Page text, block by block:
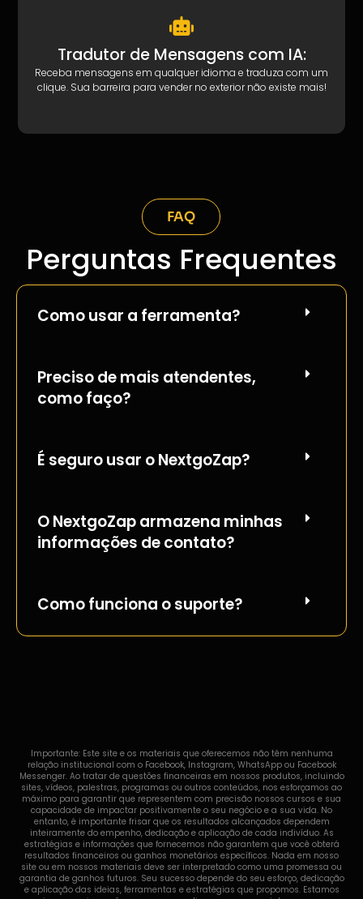
Tradutor de Mensagens com IA:
Receba mensagens em qualquer idioma e traduza com um
clique. Sua barreira para vender no exterior não existe mais!
FAQ
Perguntas Frequentes
Como usar a ferramenta?
Preciso de mais atendentes,
como faço?
É seguro usar o NextgoZap?
O NextgoZap armazena minhas
informações de contato?
Como funciona o suporte?
Importante: Este site e os materiais que oferecemos não têm nenhuma
relação institucional com o Facebook, Instagram, WhatsApp ou Facebook
Messenger. Ao tratar de questões financeiras em nossos produtos, incluindo
sites, vídeos, palestras, programas ou outros conteúdos, nos esforçamos ao
máximo para garantir que representem com precisão nossos cursos e sua
capacidade de impactar positivamente o seu negócio e a sua vida. No
entanto, é importante frisar que os resultados alcançados dependem
inteiramente do empenho, dedicação e aplicação de cada indivíduo. As
estratégias e informações que fornecemos não garantem que você obterá
resultados financeiros ou ganhos monetários específicos. Nada em nosso
site ou em nossos materiais deve ser interpretado como uma promessa ou
garantia de ganhos futuros. Seu sucesso depende do seu esforço, dedicação
e aplicação das ideias, ferramentas e estratégias que propomos. Estamos